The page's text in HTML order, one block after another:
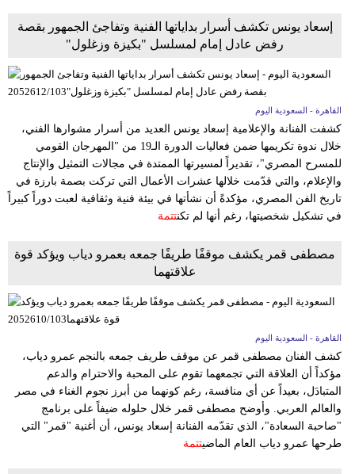
إعلام
مرأة
علوم
وتكنولوجيا
أبراج
سيارات
إسعاد يونس تكشف أسرار بداياتها الفنية وتفاجئ الجمهور بقصة
رفض عادل إمام لمسلسل "بكيزة وزغلول"
القاهرة - السعودية اليوم
كشفت الفنانة والإعلامية إسعاد يونس العديد من أسرار مشوارها الفني،
خلال ندوة تكريمها ضمن فعاليات الدورة الـ19 من "المهرجان القومي
للمسرح المصري"، تقديراً لمسيرتها الممتدة في مجالات التمثيل والإنتاج
والإعلام، والتي قدّمت خلالها عشرات الأعمال التي تركت بصمة بارزة في
تاريخ الفن المصري، مؤكدةً أن نشأتها في بيئة فنية وثقافية لعبت دوراً كبيراً
في تشكيل شخصيتها، رغم أنها لم تكنتتمة
مصطفى قمر يكشف موقفًا طريفًا جمعه بعمرو دياب ويؤكد قوة
علاقتهما
القاهرة - السعودية اليوم
كشف الفنان مصطفى قمر عن موقف طريف جمعه بالنجم عمرو دياب،
مؤكداً أن العلاقة التي تجمعهما تقوم على المحبة والاحترام والدعم
المتبادَل، بعيداً عن أي منافسة، رغم كونهما من أبرز نجوم الغناء في مصر
والعالم العربي. وأوضح مصطفى قمر خلال حلوله ضيفاً على برنامج
"صاحبة السعادة"، الذي تقدّمه الفنانة إسعاد يونس، أن أغنية "قمر" التي
طرحها عمرو دياب العام الماضيتتمة